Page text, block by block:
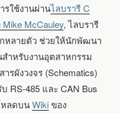
ใช้งานผ่านไลบรารี C
McCauley, ไลบรารี
กหลายตัว ช่วยให้นักพัฒนา
ำหรับงานอุตสาหกรรม
รผังวงจร (Schematics)
RS-485 และ CAN Bus
หลดบนWikiของ